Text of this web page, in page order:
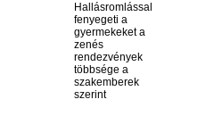
Hallásromlással
fenyegeti a
gyermekeket a
zenés
rendezvények
többsége a
szakemberek
szerint